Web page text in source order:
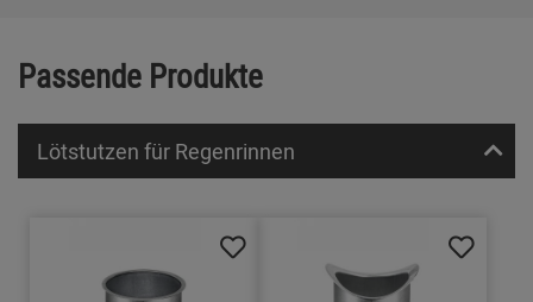
Passende Produkte
Lötstutzen für Regenrinnen